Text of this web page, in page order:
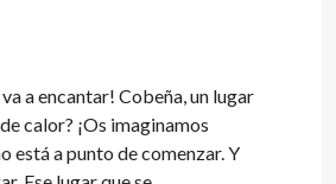
a encantar! Cobeña, un lugar
calor? ¡Os imaginamos
está a punto de comenzar. Y